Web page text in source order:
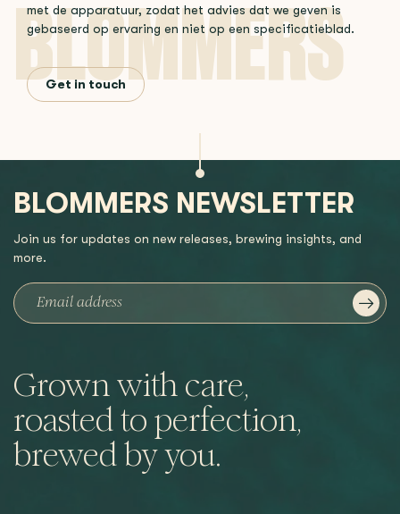
met de apparatuur, zodat het advies dat we geven is
gebaseerd op ervaring en niet op een specificatieblad.
Get in touch
Grown with care,
roasted to perfection,
brewed by you.
BLOMMERS NEWSLETTER
Join us for updates on new releases, brewing insights, and
more.